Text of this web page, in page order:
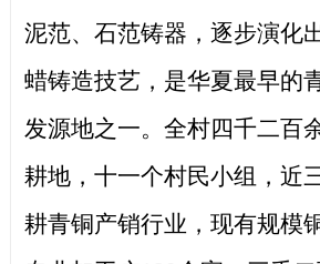
泥范、石范铸器，逐步演化
蜡铸造技艺，是华夏最早的
发源地之一。全村四千二百
耕地，十一个村民小组，近
耕青铜产销行业，现有规模